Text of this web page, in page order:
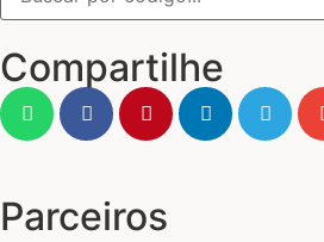
Compartilhe
Parceiros